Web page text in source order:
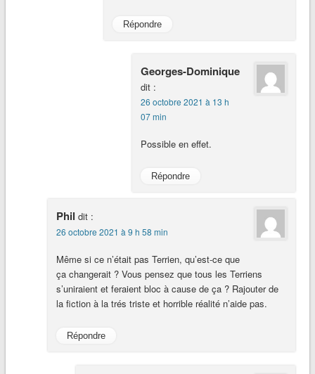
Répondre
Georges-Dominique
dit :
26 octobre 2021 à 13 h
07 min
Possible en effet.
Répondre
Phil dit :
26 octobre 2021 à 9 h 58 min
Même si ce n’était pas Terrien, qu’est-ce que
ça changerait ? Vous pensez que tous les Terriens
s’uniraient et feraient bloc à cause de ça ? Rajouter de
la fiction à la trés triste et horrible réalité n’aide pas.
Répondre